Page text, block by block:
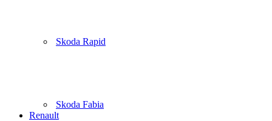
Skoda Rapid
Skoda Fabia
Renault